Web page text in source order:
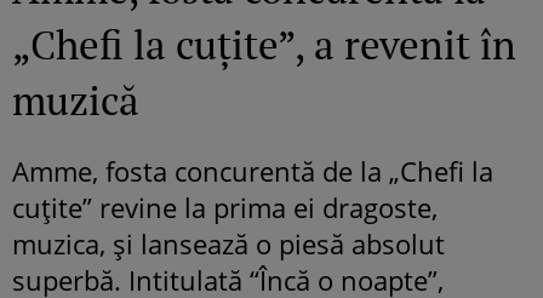
„Chefi la cuțite”, a revenit în
muzică
Amme, fosta concurentă de la „Chefi la
cuțite” revine la prima ei dragoste,
muzica, și lansează o piesă absolut
superbă. Intitulată “Încă o noapte”,